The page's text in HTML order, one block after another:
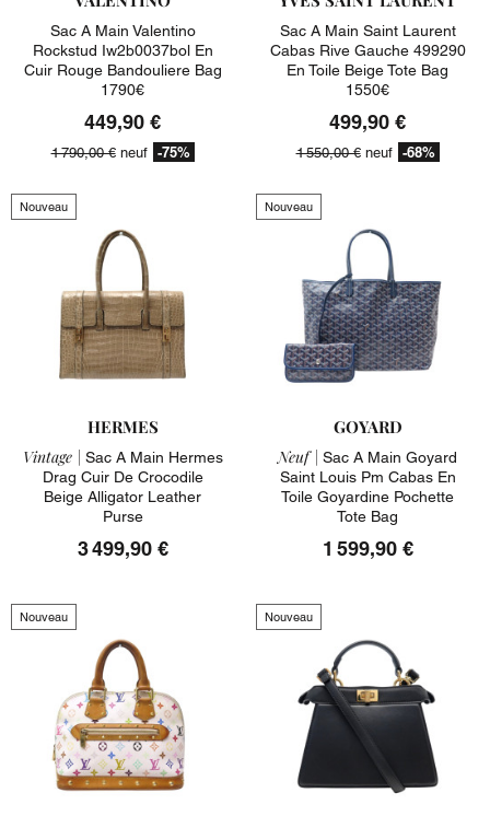
Sac A Main Valentino
Rockstud Iw2b0037bol En
Cuir Rouge Bandouliere Bag
1790€
449,90 €
1 790,00 €neuf -75%
Sac A Main Saint Laurent
Cabas Rive Gauche 499290
En Toile Beige Tote Bag
1550€
499,90 €
1 550,00 €neuf -68%
Nouveau
HERMES
Vintage | Sac A Main Hermes
Drag Cuir De Crocodile
Beige Alligator Leather
Purse
3 499,90 €
Nouveau
GOYARD
Neuf | Sac A Main Goyard
Saint Louis Pm Cabas En
Toile Goyardine Pochette
Tote Bag
1 599,90 €
Nouveau Nouveau